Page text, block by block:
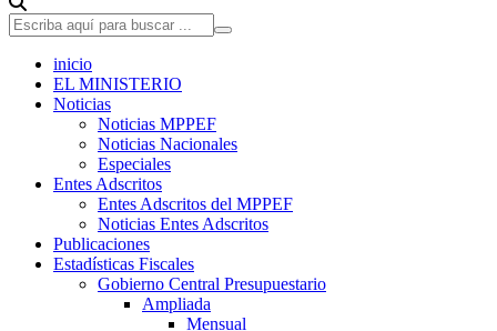
inicio
EL MINISTERIO
Noticias
Noticias MPPEF
Noticias Nacionales
Especiales
Entes Adscritos
Entes Adscritos del MPPEF
Noticias Entes Adscritos
Publicaciones
Estadísticas Fiscales
Gobierno Central Presupuestario
Ampliada
Mensual